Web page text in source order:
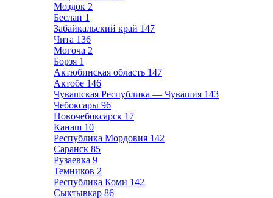
Моздок 2
Беслан 1
Забайкальский край 147
Чита 136
Могоча 2
Борзя 1
Актюбинская область 147
Актобе 146
Чувашская Республика — Чувашия 143
Чебоксары 96
Новочебоксарск 17
Канаш 10
Республика Мордовия 142
Саранск 85
Рузаевка 9
Темников 2
Республика Коми 142
Сыктывкар 86